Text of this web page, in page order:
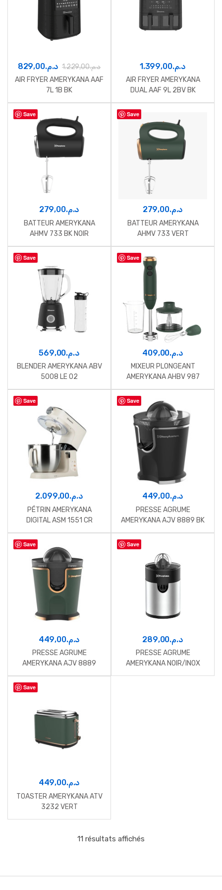
د.م.829,00 د.م.1.229,00
AIR FRYER AMERYKANA AAF
7L 1B BK
د.م.1.399,00
AIR FRYER AMERYKANA
DUAL AAF 9L 2BV BK
Save
د.م.279,00
BATTEUR AMERYKANA
AHMV 733 BK NOIR
Save
د.م.279,00
BATTEUR AMERYKANA
AHMV 733 VERT
Save
د.م.569,00
BLENDER AMERYKANA ABV
5008 LE 02
Save
د.م.409,00
MIXEUR PLONGEANT
AMERYKANA AHBV 987
VERT
Save
د.م.2.099,00
PÉTRIN AMERYKANA
DIGITAL ASM 1551 CR
Save
د.م.449,00
PRESSE AGRUME
AMERYKANA AJV 8889 BK
Save
د.م.449,00
PRESSE AGRUME
AMERYKANA AJV 8889
VERT
Save
د.م.289,00
PRESSE AGRUME
AMERYKANA NOIR/INOX
Save
د.م.449,00
TOASTER AMERYKANA ATV
3232 VERT
11 résultats affichés